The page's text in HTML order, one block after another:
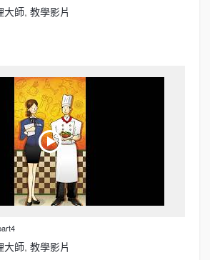
大師, 教學影片
大師, 教學影片